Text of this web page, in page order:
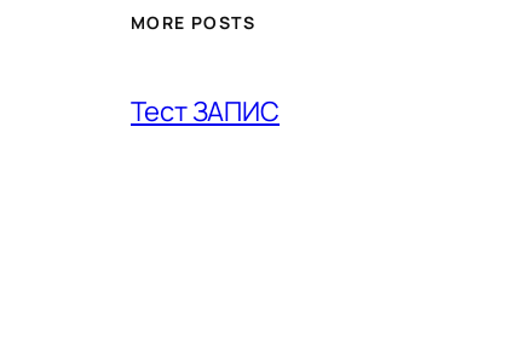
MORE POSTS
Тест ЗАПИС